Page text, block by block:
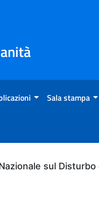
Sala stampa
sul Disturbo